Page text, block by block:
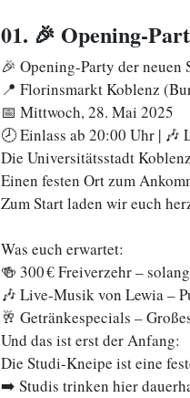
01. 🎉 Opening-
🎉 Opening-Party der neuen
📍 Florinsmarkt Koblenz
📅 Mittwoch, 28. Mai 2025
🕗 Einlass ab 20:00 Uhr |
Die Universitätsstadt
Einen festen Ort zum
Zum Start laden wir euch
Was euch erwartet:
🍻 300 € Freiverzehr –
🎶 Live-Musik von Lewia –
🥂 Getränkespecials –
Und das ist erst der Anfang:
Die Studi-Kneipe ist eine
➡️ Studis trinken hier